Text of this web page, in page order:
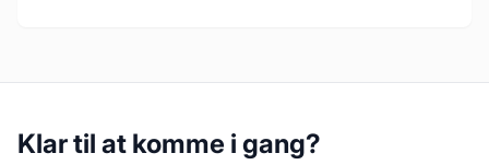
Klar til at komme i gang?